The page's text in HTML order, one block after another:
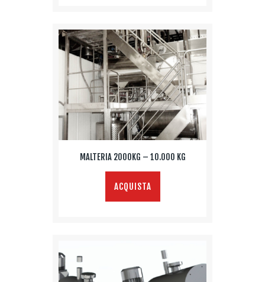
MALTERIA 2000KG – 10.000 KG
ACQUISTA